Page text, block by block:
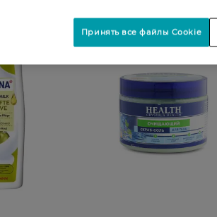
Принять все файлы Cookie